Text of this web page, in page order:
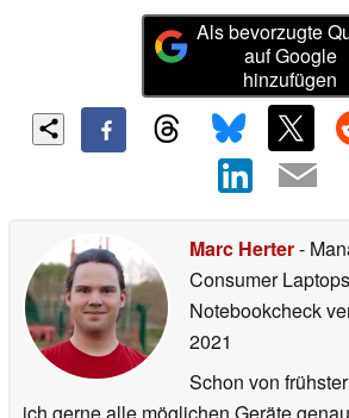
Als bevorzugte
auf Google
hinzufügen
Marc Herter-
Consumer Laptops
Notebookcheck
2021
Schon von
ich gerne alle möglichen Geräte